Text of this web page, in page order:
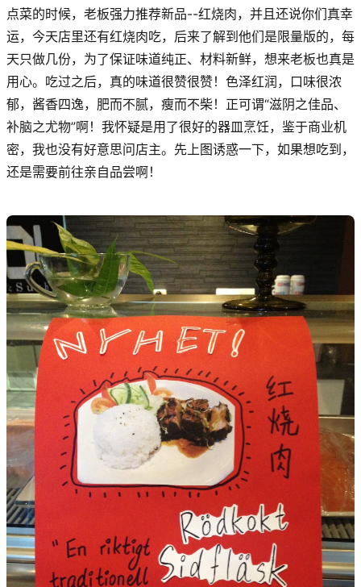
点菜的时候，老板强力推荐新品--红烧肉，并且还说你们真幸
运，今天店里还有红烧肉吃，后来了解到他们是限量版的，每
天只做几份，为了保证味道纯正、材料新鲜，想来老板也真是
用心。吃过之后，真的味道很赞很赞！色泽红润，口味很浓
郁，酱香四逸，肥而不腻，瘦而不柴！正可谓“滋阴之佳品、
补脑之尤物”啊！我怀疑是用了很好的器皿烹饪，鉴于商业机
密，我也没有好意思问店主。先上图诱惑一下，如果想吃到，
还是需要前往亲自品尝啊！